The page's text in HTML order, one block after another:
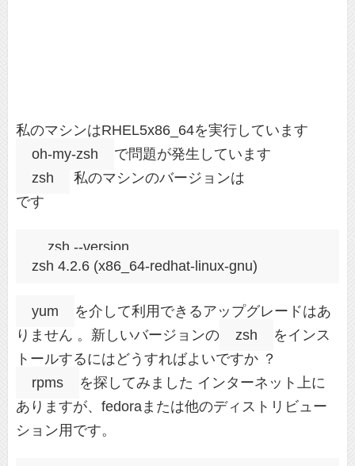
私のマシンはRHEL5x86_64を実行しています
oh-my-zsh
で問題が発生しています
zsh
私のマシンのバージョンは
です
zsh --version
yum
を介して利用できるアップグレードはあ
りません 。新しいバージョンの
zsh
をインス
トールするにはどうすればよいですか ？
rpms
を探してみました インターネット上に
ありますが、fedoraまたは他のディストリビュー
ション用です。